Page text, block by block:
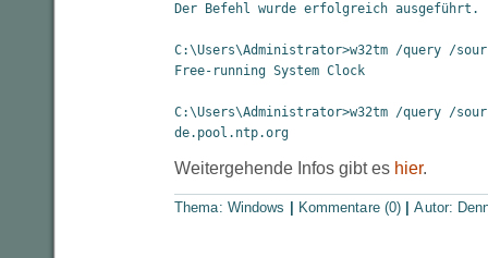
Der Befehl wurde erfolgreich ausgeführt.
C:\Users\Administrator>w32tm /query /
Free-running System Clock
C:\Users\Administrator>w32tm /query /
Weitergehende Infos gibt es hier.
Thema: Windows Kommentare (0) |Autor: